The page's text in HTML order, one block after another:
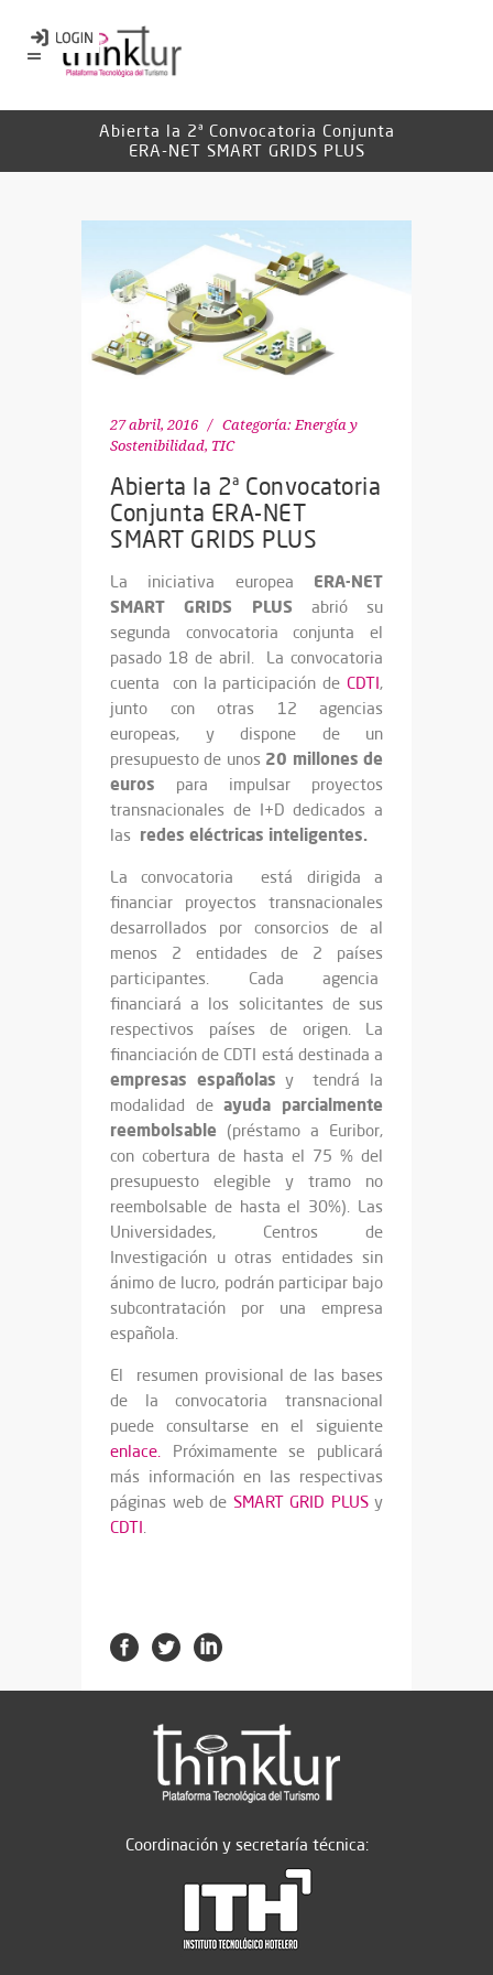
Abierta la 2ª Convocatoria Conjunta
ERA-NET SMART GRIDS PLUS
27 abril, 2016 Categoría: Energía y
Sostenibilidad, TIC
Abierta la 2ª Convocatoria
Conjunta ERA-NET
SMART GRIDS PLUS
La iniciativa europea ERA-NET
SMART GRIDS PLUS abrió su
segunda convocatoria conjunta el
pasado 18 de abril. La convocatoria
cuenta con la participación de CDTI,
junto con otras 12 agencias
europeas, y dispone de un
presupuesto de unos 20 millones de
euros para impulsar proyectos
transnacionales de I+D dedicados a
las redes eléctricas inteligentes.
La convocatoria está dirigida a
financiar proyectos transnacionales
desarrollados por consorcios de al
menos 2 entidades de 2 países
participantes. Cada agencia
financiará a los solicitantes de sus
respectivos países de origen. La
financiación de CDTI está destinada a
empresas españolas y tendrá la
modalidad deayuda parcialmente
reembolsable (préstamo a Euribor,
con cobertura de hasta el 75 % del
presupuesto elegible y tramo no
reembolsable de hasta el 30%). Las
Universidades, Centros de
Investigación u otras entidades sin
ánimo de lucro, podrán participar bajo
subcontratación por una empresa
española.
El resumen provisional de las bases
de la convocatoria transnacional
puede consultarse en el siguiente
enlace. Próximamente se publicará
más información en las respectivas
páginas web de SMART GRID PLUSy
CDTI.
Coordinación y secretaría técnica: